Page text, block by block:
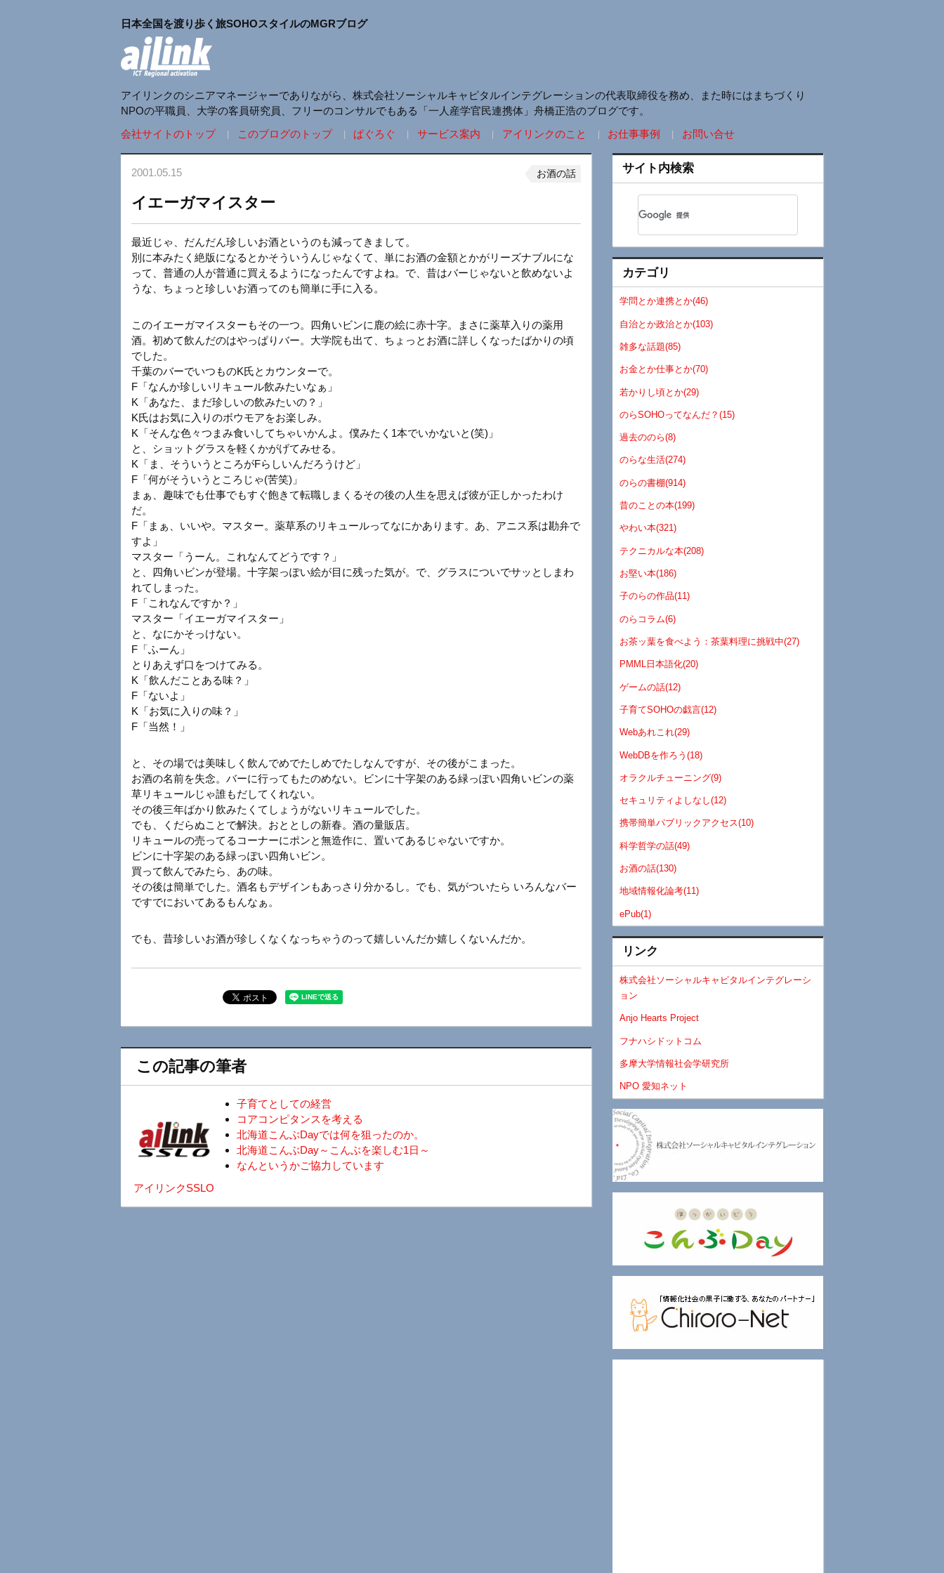
日本全国を渡り歩く旅SOHOスタイルのMGRブログ
アイリンクのシニアマネージャーでありながら、株式会社ソーシャルキャピタルインテグレーションの代表取締役を務め、また時にはまちづくり
NPOの平職員、大学の客員研究員、フリーのコンサルでもある「一人産学官民連携体」舟橋正浩のブログです。
会社サイトのトップ
このブログのトップ ぱぐろぐ サービス案内 アイリンクのこと お仕事事例 お問い合せ
2001.05.15 お酒の話
イエーガマイスター
最近じゃ、だんだん珍しいお酒というのも減ってきまして。
別に本みたく絶版になるとかそういうんじゃなくて、単にお酒の金額とかがリーズナブルにな
って、普通の人が普通に買えるようになったんですよね。で、昔はバーじゃないと飲めないよ
うな、ちょっと珍しいお酒ってのも簡単に手に入る。
このイエーガマイスターもその一つ。四角いビンに鹿の絵に赤十字。まさに薬草入りの薬用
酒。初めて飲んだのはやっぱりバー。大学院も出て、ちょっとお酒に詳しくなったばかりの頃
でした。
千葉のバーでいつものK氏とカウンターで。
F「なんか珍しいリキュール飲みたいなぁ」
K「あなた、まだ珍しいの飲みたいの？」
K氏はお気に入りのボウモアをお楽しみ。
K「そんな色々つまみ食いしてちゃいかんよ。僕みたく1本でいかないと(笑)」
と、ショットグラスを軽くかがげてみせる。
K「ま、そういうところがFらしいんだろうけど」
F「何がそういうところじゃ(苦笑)」
まぁ、趣味でも仕事でもすぐ飽きて転職しまくるその後の人生を思えば彼が正しかったわけ
だ。
F「まぁ、いいや。マスター。薬草系のリキュールってなにかあります。あ、アニス系は勘弁で
すよ」
マスター「うーん。これなんてどうです？」
と、四角いビンが登場。十字架っぽい絵が目に残った気が。で、グラスについでサッとしまわ
れてしまった。
F「これなんですか？」
マスター「イエーガマイスター」
と、なにかそっけない。
F「ふーん」
とりあえず口をつけてみる。
K「飲んだことある味？」
F「ないよ」
K「お気に入りの味？」
F「当然！」
と、その場では美味しく飲んでめでたしめでたしなんですが、その後がこまった。
お酒の名前を失念。バーに行ってもたのめない。ビンに十字架のある緑っぽい四角いビンの薬
草リキュールじゃ誰もだしてくれない。
その後三年ばかり飲みたくてしょうがないリキュールでした。
でも、くだらぬことで解決。おととしの新春。酒の量販店。
リキュールの売ってるコーナーにポンと無造作に、置いてあるじゃないですか。
ビンに十字架のある緑っぽい四角いビン。
買って飲んでみたら、あの味。
その後は簡単でした。酒名もデザインもあっさり分かるし。でも、気がついたら いろんなバー
ですでにおいてあるもんなぁ。
でも、昔珍しいお酒が珍しくなくなっちゃうのって嬉しいんだか嬉しくないんだか。
この記事の筆者
アイリンクSSLO
子育てとしての経営
コアコンピタンスを考える
北海道こんぶDayでは何を狙ったのか。
北海道こんぶDay～こんぶを楽しむ1日～
なんというかご協力しています
サイト内検索
カテゴリ
学問とか連携とか(46)
自治とか政治とか(103)
雑多な話題(85)
お金とか仕事とか(70)
若かりし頃とか(29)
のらSOHOってなんだ？(15)
過去ののら(8)
のらな生活(274)
のらの書棚(914)
昔のことの本(199)
やわい本(321)
テクニカルな本(208)
お堅い本(186)
子のらの作品(11)
のらコラム(6)
お茶ッ葉を食べよう：茶葉料理に挑戦中(27)
PMML日本語化(20)
ゲームの話(12)
子育てSOHOの戯言(12)
Webあれこれ(29)
WebDBを作ろう(18)
オラクルチューニング(9)
セキュリティよしなし(12)
携帯簡単パブリックアクセス(10)
科学哲学の話(49)
お酒の話(130)
地域情報化論考(11)
ePub(1)
リンク
株式会社ソーシャルキャピタルインテグレーシ
ョン
Anjo Hearts Project
フナハシドットコム
多摩大学情報社会学研究所
NPO 愛知ネット